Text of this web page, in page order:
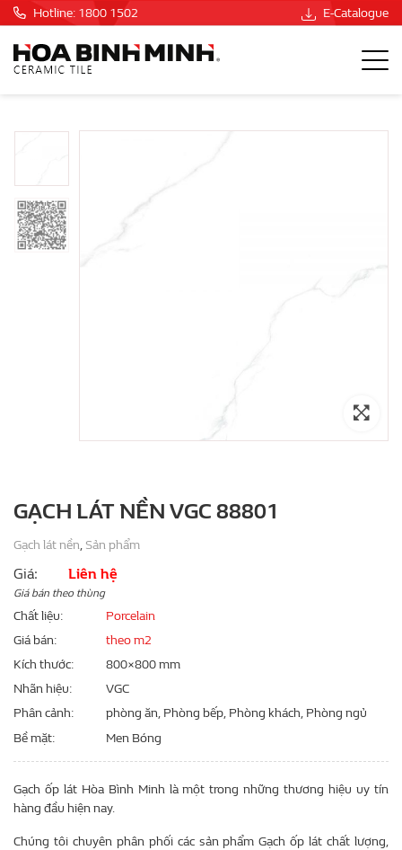
Hotline: 1800 1502 E-Catalogue
GẠCH LÁT NỀN VGC 88801
Gạch lát nền, Sản phẩm
Giá: Liên hệ
Giá bán theo thùng
Chất liệu
Porcelain
Giá bán
theo m2
Kích thước
800×800 mm
Nhãn hiệu
VGC
Phân cảnh
phòng ăn, Phòng bếp, Phòng khách, Phòng ngủ
Bề mặt
Men Bóng
Gạch ốp lát Hòa Bình Minh là một trong những thương hiệu uy tín
hàng đầu hiện nay.
Chúng tôi chuyên phân phối các sản phẩm Gạch ốp lát chất lượng,